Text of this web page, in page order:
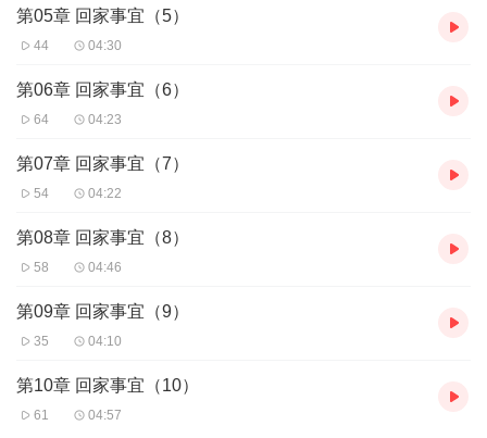
第05章 回家事宜（5）
44 04:30
第06章 回家事宜（6）
64 04:23
第07章 回家事宜（7）
54 04:22
第08章 回家事宜（8）
58 04:46
第09章 回家事宜（9）
35 04:10
第10章 回家事宜（10）
61 04:57